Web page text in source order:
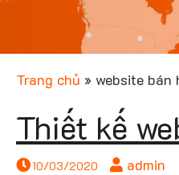
Trang chủ » website bán
Thiết kế
10/03/2020 admin